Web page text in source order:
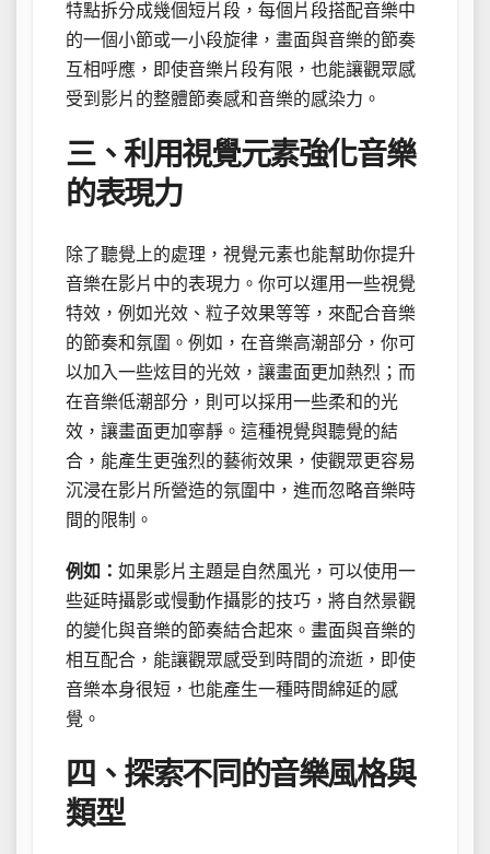
特點拆分成幾個短片段，每個片段搭配音樂中
的一個小節或一小段旋律，畫面與音樂的節奏
互相呼應，即使音樂片段有限，也能讓觀眾感
受到影片的整體節奏感和音樂的感染力。
三、利用視覺元素強化音樂
的表現力
除了聽覺上的處理，視覺元素也能幫助你提升
音樂在影片中的表現力。你可以運用一些視覺
特效，例如光效、粒子效果等等，來配合音樂
的節奏和氛圍。例如，在音樂高潮部分，你可
以加入一些炫目的光效，讓畫面更加熱烈；而
在音樂低潮部分，則可以採用一些柔和的光
效，讓畫面更加寧靜。這種視覺與聽覺的結
合，能產生更強烈的藝術效果，使觀眾更容易
沉浸在影片所營造的氛圍中，進而忽略音樂時
間的限制。
例如： 如果影片主題是自然風光，可以使用一
些延時攝影或慢動作攝影的技巧，將自然景觀
的變化與音樂的節奏結合起來。畫面與音樂的
相互配合，能讓觀眾感受到時間的流逝，即使
音樂本身很短，也能產生一種時間綿延的感
覺。
四、探索不同的音樂風格與
類型